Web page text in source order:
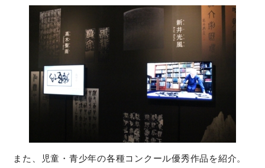
また、児童・青少年の各種コンクール優秀作品を紹介。